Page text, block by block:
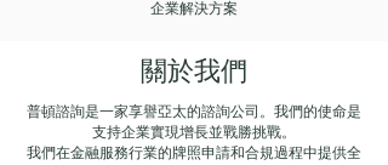
企業解決方案
關於我們
普頓諮詢是一家享譽亞太的諮詢公司。我們的使命是
支持企業實現增長並戰勝挑戰。
我們在金融服務行業的牌照申請和合規過程中提供全